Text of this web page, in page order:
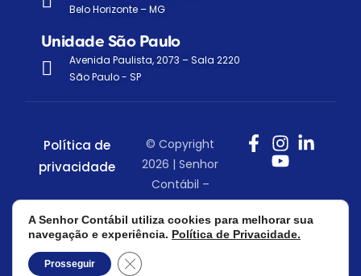
Belo Horizonte – MG
Unidade São Paulo
Avenida Paulista, 2073 – Sala 2220
São Paulo - SP
Política de
privacidade
© Copyright
2026 | Senhor
Contábil –
Todos os
direitos
reservados.
A Senhor Contábil utiliza cookies para melhorar sua
navegação e experiência. Política de Privacidade.
Prosseguir Close GDPR Cookie Banner